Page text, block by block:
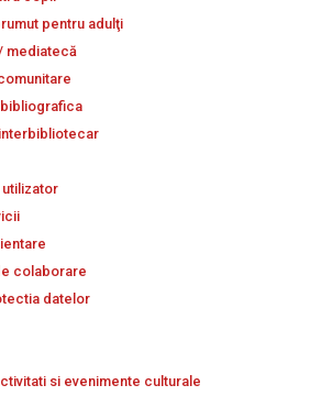
pentru adulţi
mediatecă
colaborare
datelor
si evenimente culturale